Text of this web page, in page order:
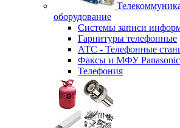
оборудование
Системы записи
Гарнитуры телефонные
АТС - Телефонные
Факсы и МФУ Panasonic
Телефония